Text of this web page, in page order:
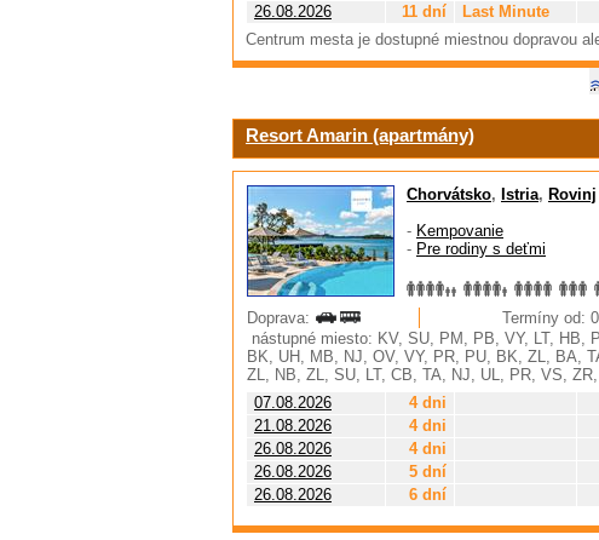
26.08.2026
11 dní Last Minute
Centrum mesta je dostupné miestnou dopravou
Resort Amarin (apartmány)
Chorvátsko, Istria, Rovinj
- Kempovanie
- Pre rodiny s deťmi
Doprava:
Termíny od:
nástupné miesto: KV, SU, PM, PB, VY, LT,
BK, UH, MB, NJ, OV, VY, PR, PU, BK, ZL, BA,
ZL, NB, ZL, SU, LT, CB, TA, NJ, UL, PR, VS,
07.08.2026
4 dni
21.08.2026
4 dni
26.08.2026
4 dni
26.08.2026
5 dní
26.08.2026
6 dní